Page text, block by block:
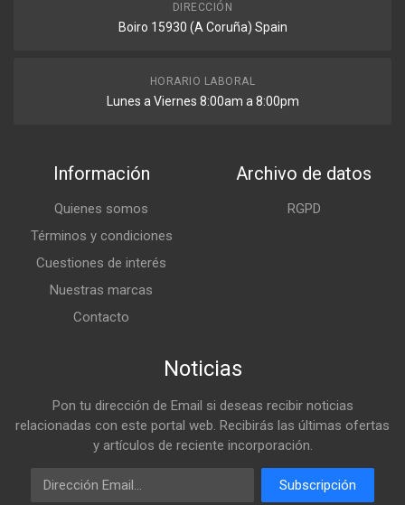
DIRECCIÓN
Boiro 15930 (A Coruña) Spain
HORARIO LABORAL
Lunes a Viernes 8:00am a 8:00pm
Información
Quienes somos
Términos y condiciones
Cuestiones de interés
Nuestras marcas
Contacto
Archivo de datos
RGPD
Noticias
Pon tu dirección de Email si deseas recibir noticias
relacionadas con este portal web. Recibirás las últimas ofertas
y artículos de reciente incorporación.
Email
Subscripción